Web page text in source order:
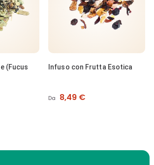
Esotica Infuso - Arancia e
Da Prezzo
4,49 €